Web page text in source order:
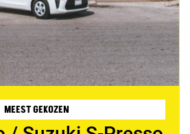
MEEST GEKOZEN